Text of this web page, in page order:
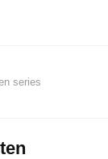
series